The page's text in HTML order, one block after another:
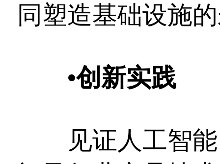
同塑造基础设施
•创新实践
见证人工智能